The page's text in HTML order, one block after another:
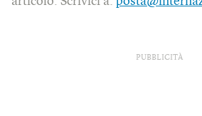
PUBBLICITÀ